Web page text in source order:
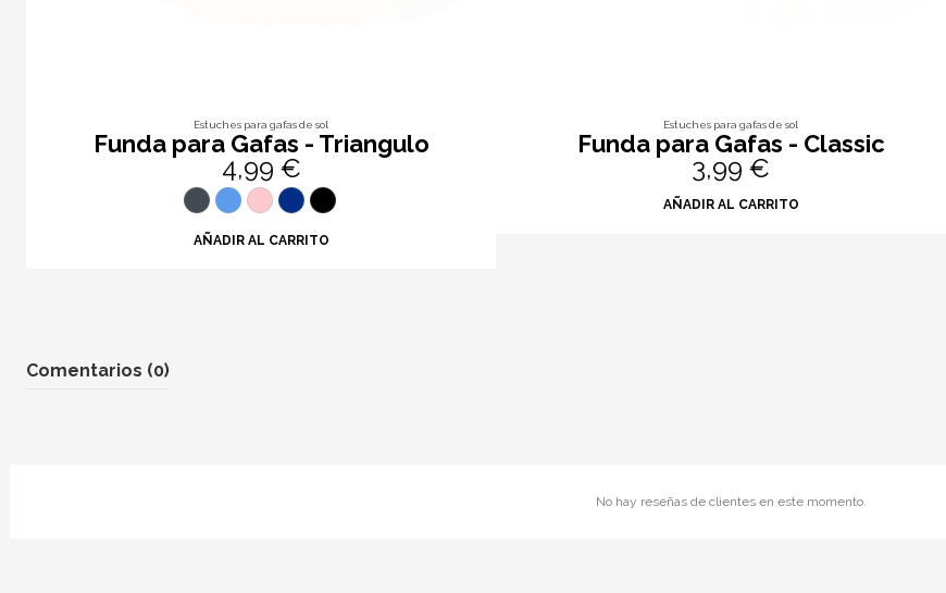
Estuches para gafas de sol
Funda para Gafas - Triangulo
4,99 €
AÑADIR AL CARRITO
Estuches para gafas de sol
Funda para Gafas - Classic
3,99 €
AÑADIR AL CARRITO
Comentarios (0)
No hay reseñas de clientes en este momento.